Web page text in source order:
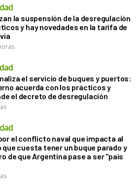
la suspensión de la desregulación
y hay novedades en la tarifa de
el servicio de buques y puertos:
acuerda con los prácticos y
el decreto de desregulación
el conflicto naval que impacta al
que cuesta tener un buque parado y
de que Argentina pase a ser "país